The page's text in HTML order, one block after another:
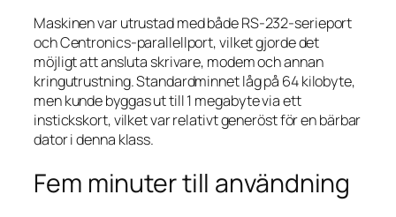
Maskinen var utrustad med både RS-232-serieport
och Centronics-parallellport, vilket gjorde det
möjligt att ansluta skrivare, modem och annan
kringutrustning. Standardminnet låg på 64 kilobyte,
men kunde byggas ut till 1 megabyte via ett
instickskort, vilket var relativt generöst för en bärbar
dator i denna klass.
Fem minuter till användning